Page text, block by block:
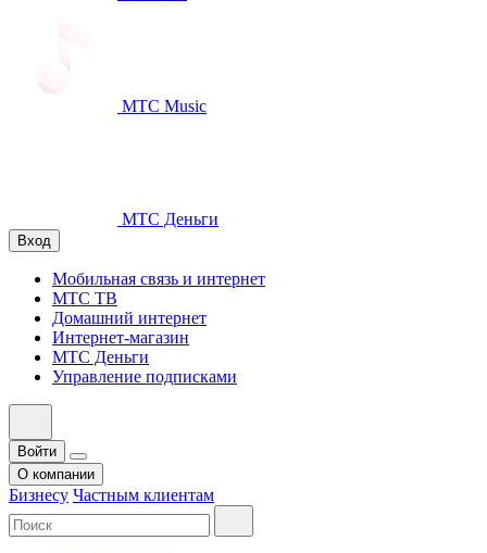
МТС Music
МТС Деньги
Вход
Мобильная связь и интернет
МТС ТВ
Домашний интернет
Интернет-магазин
МТС Деньги
Управление подписками
Войти
О компании
Бизнесу Частным клиентам